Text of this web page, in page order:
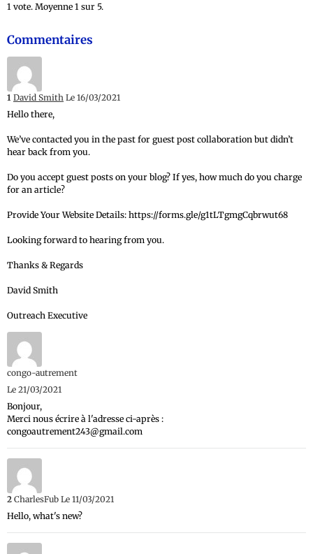
1 vote. Moyenne 1 sur 5.
Commentaires
1 David Smith Le 16/03/2021
Hello there,
We’ve contacted you in the past for guest post collaboration but didn’t
hear back from you.
Do you accept guest posts on your blog? If yes, how much do you charge
for an article?
Provide Your Website Details: https://forms.gle/g1tLTgmgCqbrwut68
Looking forward to hearing from you.
Thanks & Regards
David Smith
Outreach Executive
congo-autrement
Le 21/03/2021
Bonjour,
Merci nous écrire à l'adresse ci-après :
congoautrement243@gmail.com
2 CharlesFub Le 11/03/2021
Hello, what's new?